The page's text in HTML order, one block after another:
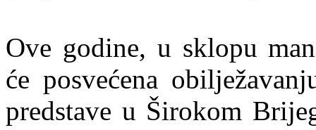
Ove godine, u sklopu
će posvećena
predstave u Širokom